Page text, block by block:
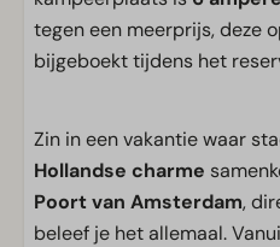
tegen een meerprijs, deze
bijgeboekt tijdens het
Zin in een vakantie waar
Hollandse charme
Poort van Amsterdam,
beleef je het allemaal.